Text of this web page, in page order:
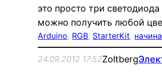
это просто три
можно получить любой
Arduino, RGB, StarterKit,
24.09.2012 17:52Zoltberg